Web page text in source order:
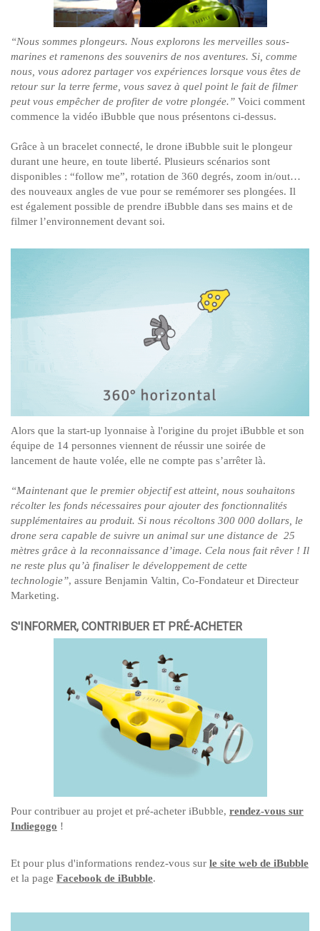
“Nous sommes plongeurs. Nous explorons les merveilles sous-
marines et ramenons des souvenirs de nos aventures. Si, comme
nous, vous adorez partager vos expériences lorsque vous êtes de
retour sur la terre ferme, vous savez à quel point le fait de filmer
peut vous empêcher de profiter de votre plongée.” Voici comment
commence la vidéo iBubble que nous présentons ci-dessus.
Grâce à un bracelet connecté, le drone iBubble suit le plongeur
durant une heure, en toute liberté. Plusieurs scénarios sont
disponibles : “follow me”, rotation de 360 degrés, zoom in/out…
des nouveaux angles de vue pour se remémorer ses plongées. Il
est également possible de prendre iBubble dans ses mains et de
filmer l’environnement devant soi.
Alors que la start-up lyonnaise à l'origine du projet iBubble et son
équipe de 14 personnes viennent de réussir une soirée de
lancement de haute volée, elle ne compte pas s’arrêter là.
“Maintenant que le premier objectif est atteint, nous souhaitons
récolter les fonds nécessaires pour ajouter des fonctionnalités
supplémentaires au produit. Si nous récoltons 300 000 dollars, le
drone sera capable de suivre un animal sur une distance de 25
mètres grâce à la reconnaissance d’image. Cela nous fait rêver ! Il
ne reste plus qu’à finaliser le développement de cette
technologie”, assure Benjamin Valtin, Co-Fondateur et Directeur
Marketing.
S'INFORMER, CONTRIBUER ET PRÉ-ACHETER
Pour contribuer au projet et pré-acheter iBubble, rendez-vous sur
Indiegogo !
Et pour plus d'informations rendez-vous sur le site web de iBubble
et la page Facebook de iBubble.